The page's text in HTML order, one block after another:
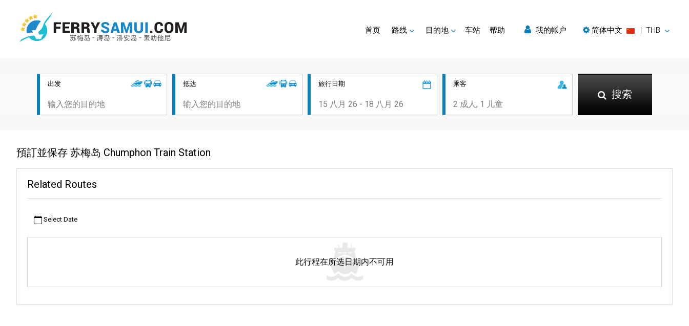
首页 路线 目的地 车站 帮助 我的帐户 简体中文 | THB
出发 抵达 旅行日期 乘客
搜索
預訂並保存 苏梅岛 Chumphon Train Station
Related Routes
Select Date
此行程在所选日期内不可用